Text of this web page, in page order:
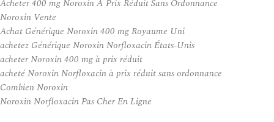
Acheter 400 mg Noroxin À Prix Réduit Sans Ordonnance
Noroxin Vente
Achat Générique Noroxin 400 mg Royaume Uni
achetez Générique Noroxin Norfloxacin États-Unis
acheter Noroxin 400 mg à prix réduit
acheté Noroxin Norfloxacin à prix réduit sans ordonnance
Combien Noroxin
Noroxin Norfloxacin Pas Cher En Ligne